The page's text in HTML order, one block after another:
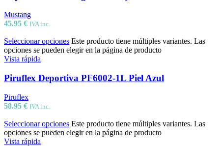
Mustang
45.95 € IVA inc.
Seleccionar opciones Este producto tiene múltiples variantes. Las
opciones se pueden elegir en la página de producto
Vista rápida
Piruflex Deportiva PF6002-1L Piel Azul
Piruflex
58.95 € IVA inc.
Seleccionar opciones Este producto tiene múltiples variantes. Las
opciones se pueden elegir en la página de producto
Vista rápida